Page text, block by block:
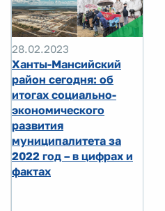
28.02.2023
Ханты-Мансийский
район сегодня: об
итогах социально-
экономического
развития
муниципалитета за
2022 год – в цифрах и
фактах